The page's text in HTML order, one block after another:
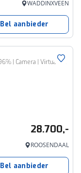
WADDINXVEEN
Bel aanbieder
Xc40 Recharge Twin Pure Electric 231pk SoH 96% | Camera | Virtual | Pano | Keyless | Cruise | Climate | Stoelverwarming
28.700,-
ROOSENDAAL
Bel aanbieder